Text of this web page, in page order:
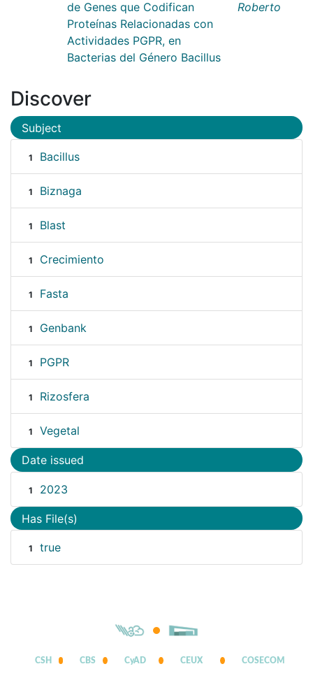
de Genes que Codifican
Proteínas Relacionadas con
Actividades PGPR, en
Bacterias del Género Bacillus
Roberto
Discover
Subject
1 Bacillus
1 Biznaga
1 Blast
1 Crecimiento
1 Fasta
1 Genbank
1 PGPR
1 Rizosfera
1 Vegetal
Date issued
1 2023
Has File(s)
1 true
CSH CBS CyAD CEUX COSECOM